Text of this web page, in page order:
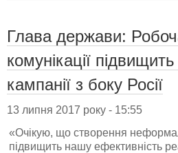
Глава держави:
комунікації
кампанії з боку Росії
13 липня 2017 року - 15:55
«Очікую, що створення
підвищить нашу ефективність